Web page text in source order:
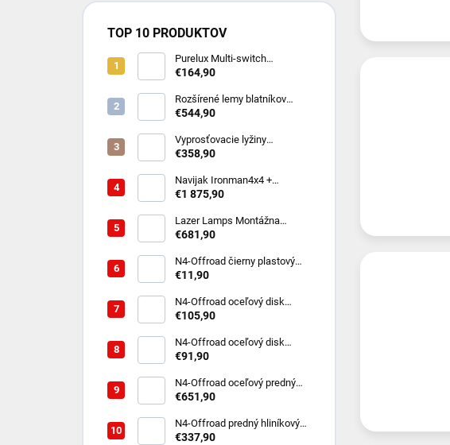
TOP 10 PRODUKTOV
Purelux Multi-switch
Dashboard Controller – RGB
(10-30V)
€164,90
Rozšírené lemy blatníkov
Toyota Hilux Revo (8/2020 -
€544,90
Vyprosťovacie lyžiny
MAXTRAX MKII - rôzne farby
€358,90
Navijak Ironman4x4 +
montážna sada na TOYOTA
/diesel
€1 875,90
Lazer Lamps Montážna
súprava do prednej masky
(2024+) vrátane 2x ST4
€681,90
N4-Offroad čierny plastový
uzavretý kryt stredového
rozstup 6x114,3
€11,90
N4-Offroad oceľový disk
Triangular 7x16 6x114.3 čierny
€105,90
N4‑Offroad oceľový disk
TRIANGLE 7x15 5x139,7 ET‑6
€91,90
N4‑Offroad oceľový predný
nárazník s prípravou na
€651,90
N4‑Offroad predný hliníkový
kryt motora 8 mm pre Suzuki
€337,90